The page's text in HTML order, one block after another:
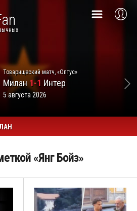
Товарищеский матч, «Оптус»
Милан1-1 Интер
5 августа 2026
«Янг Бойз»